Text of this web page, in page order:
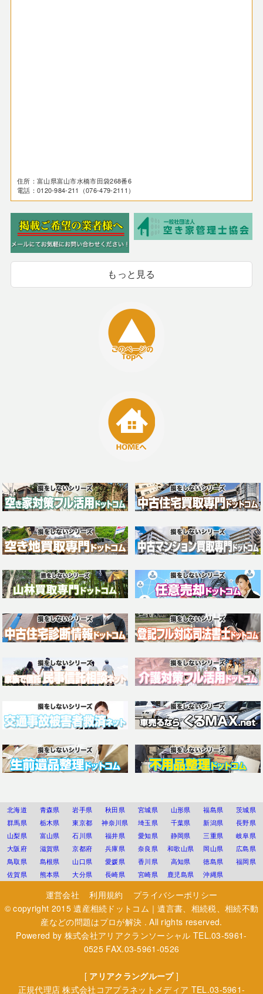
住所：富山県富山市水橋市田袋268番6
電話：0120-984-211（076-479-2111）
もっと見る
北海道 青森県 岩手県 秋田県 宮城県 山形県 福島県
茨城県
群馬県
栃木県 東京都 神奈川県 埼玉県 千葉県 新潟県
長野県
山梨県
富山県 石川県 福井県 愛知県 静岡県 三重県
岐阜県
大阪府
滋賀県 京都府 兵庫県 奈良県 和歌山県 岡山県
広島県
鳥取県
島根県 山口県 愛媛県 香川県 高知県 徳島県
福岡県
佐賀県
熊本県 大分県 長崎県 宮崎県 鹿児島県 沖縄県
運営会社 利用規約
プライバシーポリシー
© copyright 2015遺産相続ドットコム｜遺言書、相続税、相続不動
産などの問題はプロが解決 . All rights reserved.
Powered by 株式会社アリアクランソーシャル TEL.03-5961-
0525 FAX.03-5961-0526
[ アリアクラングループ]
正規代理店株式会社コアプラネットメディア TEL.03-5961-